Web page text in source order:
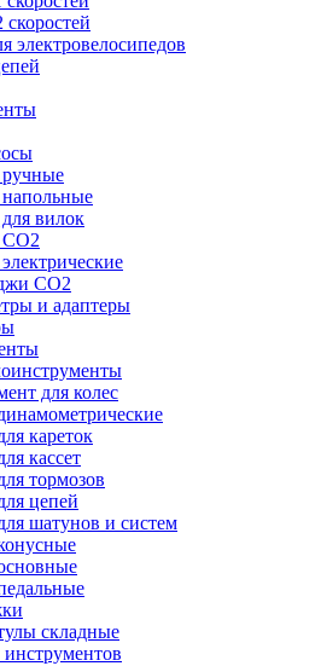
электровелосипедов
вилок
CO2
и адаптеры
для колес
кареток
кассет
тормозов
цепей
шатунов и систем
складные